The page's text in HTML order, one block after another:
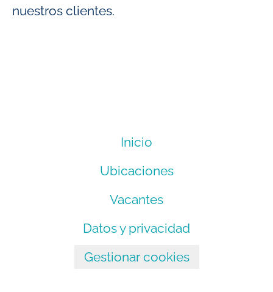
nuestros clientes.
Inicio
Ubicaciones
Vacantes
Datos y privacidad
Gestionar cookies